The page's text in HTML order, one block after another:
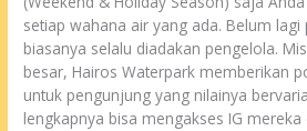
setiap wahana air yang ada. Belum
biasanya selalu diadakan pengelola.
besar, Hairos Waterpark memberikan
untuk pengunjung yang nilainya
lengkapnya bisa mengakses IG